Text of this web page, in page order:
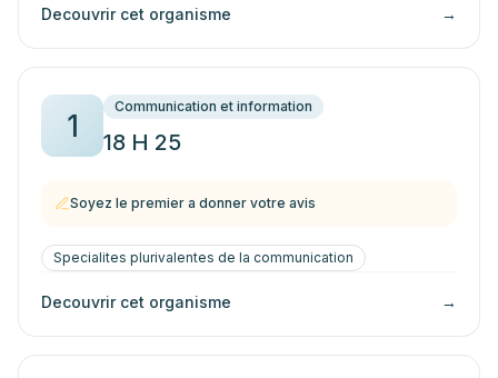
Decouvrir cet organisme →
1
Communication et information
18 H 25
Soyez le premier a donner votre avis
Specialites plurivalentes de la communication
Decouvrir cet organisme →